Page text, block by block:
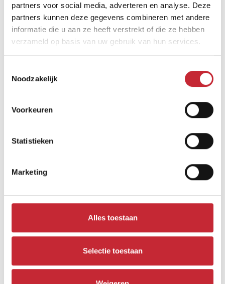
partners voor social media, adverteren en analyse. Deze
partners kunnen deze gegevens combineren met andere
informatie die u aan ze heeft verstrekt of die ze hebben
verzameld op basis van uw gebruik van hun services.
Noodzakelijk
Voorkeuren
Statistieken
Marketing
Alles toestaan
Selectie toestaan
Vergelijkbare producten